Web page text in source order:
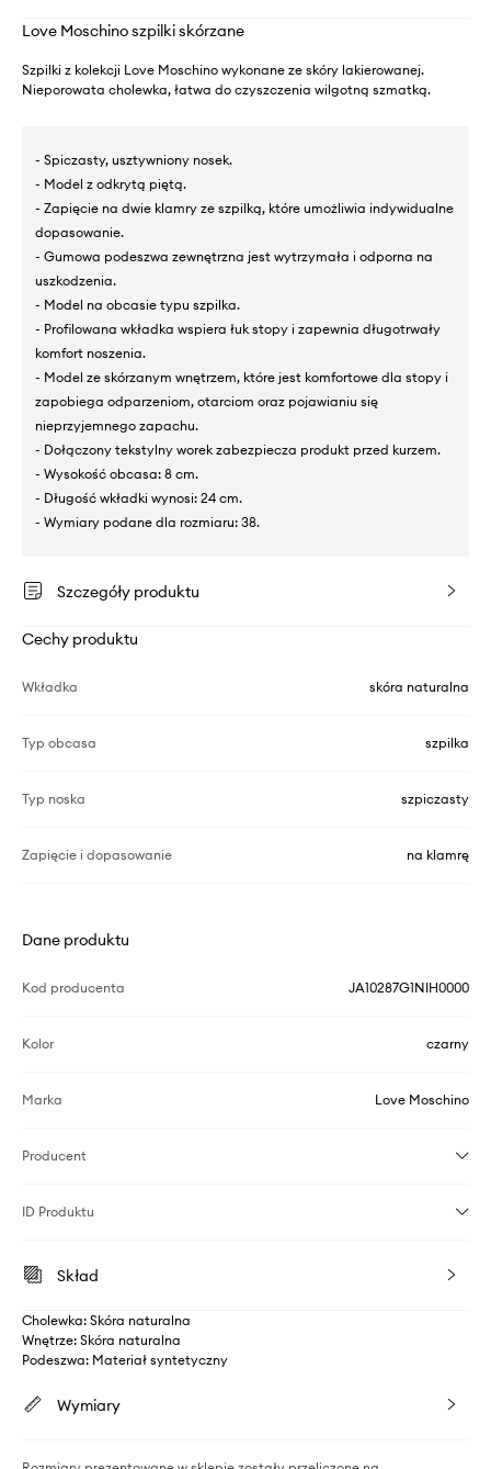
Love Moschino szpilki skórzane
Szpilki z kolekcji Love Moschino wykonane ze skóry lakierowanej.
Nieporowata cholewka, łatwa do czyszczenia wilgotną szmatką.
- Spiczasty, usztywniony nosek.
- Model z odkrytą piętą.
- Zapięcie na dwie klamry ze szpilką, które umożliwia indywidualne
dopasowanie.
- Gumowa podeszwa zewnętrzna jest wytrzymała i odporna na
uszkodzenia.
- Model na obcasie typu szpilka.
- Profilowana wkładka wspiera łuk stopy i zapewnia długotrwały
komfort noszenia.
- Model ze skórzanym wnętrzem, które jest komfortowe dla stopy i
zapobiega odparzeniom, otarciom oraz pojawianiu się
nieprzyjemnego zapachu.
- Dołączony tekstylny worek zabezpiecza produkt przed kurzem.
- Wysokość obcasa: 8 cm.
- Długość wkładki wynosi: 24 cm.
- Wymiary podane dla rozmiaru: 38.
Szczegóły produktu
Cechy produktu
Wkładka skóra naturalna
Typ obcasa szpilka
Typ noska szpiczasty
Zapięcie i dopasowanie na klamrę
Dane produktu
Kod producenta JA10287G1NIH0000
Kolor czarny
Marka Love Moschino
Producent
ID Produktu
Skład
Cholewka: Skóra naturalna
Wnętrze: Skóra naturalna
Podeszwa: Materiał syntetyczny
Wymiary